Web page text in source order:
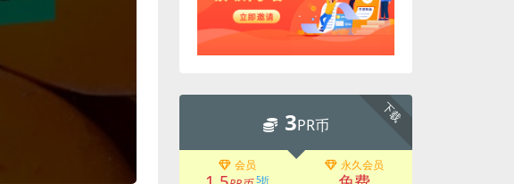
下载
3PR币
会员
5折
永久会员